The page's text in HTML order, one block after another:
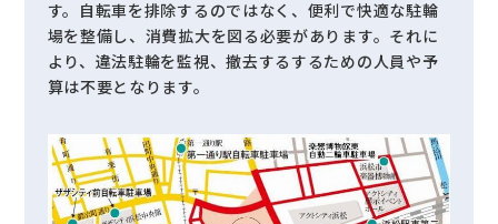
す。自転車を排除するのではなく、便利で快適な駐輪
場を整備し、消費拡大を図る必要があります。それに
より、違法駐輪を監視、撤去するするための人員や予
算は不要となります。